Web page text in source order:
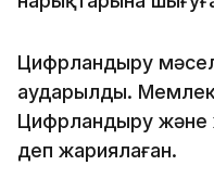
Цифрландыру
аударылды.
Цифрландыру
деп жариялаған.